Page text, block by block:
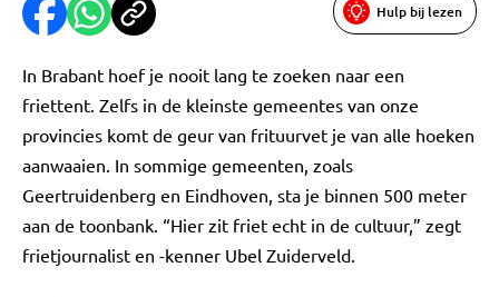
Hulp bij lezen
In Brabant hoef je nooit lang te zoeken naar een
friettent. Zelfs in de kleinste gemeentes van onze
provincies komt de geur van frituurvet je van alle hoeken
aanwaaien. In sommige gemeenten, zoals
Geertruidenberg en Eindhoven, sta je binnen 500 meter
aan de toonbank. “Hier zit friet echt in de cultuur,” zegt
frietjournalist en -kenner Ubel Zuiderveld.